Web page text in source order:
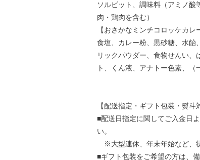
ソルビット、調味料（アミノ
肉・鶏肉を含む）
【おさかなミンチコロッケカ
食塩、カレー粉、黒砂糖、水飴
リックパウダー、食物せんい
ト、くん液、アナトー色素、（
【配送指定・ギフト包装・熨斗
■配送日指定に関してご入金日
い。
※大型連休、年末年始など、
■ギフト包装をご希望の方は、